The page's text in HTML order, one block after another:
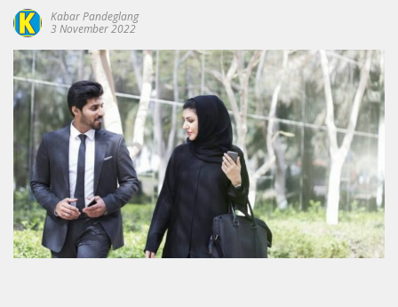
Kabar Pandeglang
3 November 2022